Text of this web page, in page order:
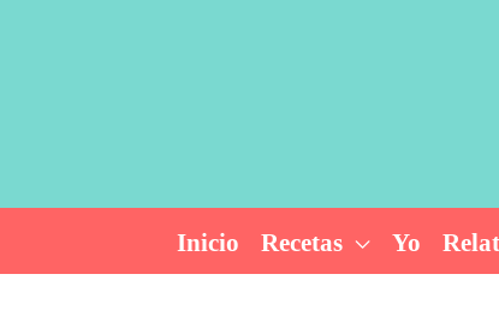
Inicio Recetas Yo